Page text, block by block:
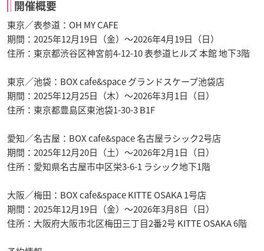
開催概要
東京／表参道：OH MY CAFE
期間：2025年12月19日（金）～2026年4月19日（日）
住所：東京都渋谷区神宮前4-12-10 表参道ヒルズ 本館 地下3階
東京／池袋：BOX cafe&space グランドスケープ池袋店
期間：2025年12月25日（木）～2026年3月1日（日）
住所：東京都豊島区東池袋1-30-3 B1F
愛知／名古屋：BOX cafe&space 名古屋ラシック2号店
期間：2025年12月20日（土）～2026年2月1日（日）
住所：愛知県名古屋市中区栄3-6-1 ラシック地下1階
大阪／梅田：BOX cafe&space KITTE OSAKA 1号店
期間：2025年12月19日（金）～2026年3月8日（日）
住所：大阪府大阪市北区梅田三丁目2番2号 KITTE OSAKA 6階